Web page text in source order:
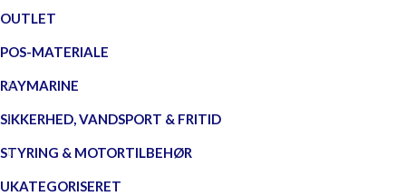
OUTLET
POS-MATERIALE
RAYMARINE
SIKKERHED, VANDSPORT & FRITID
STYRING & MOTORTILBEHØR
UKATEGORISERET